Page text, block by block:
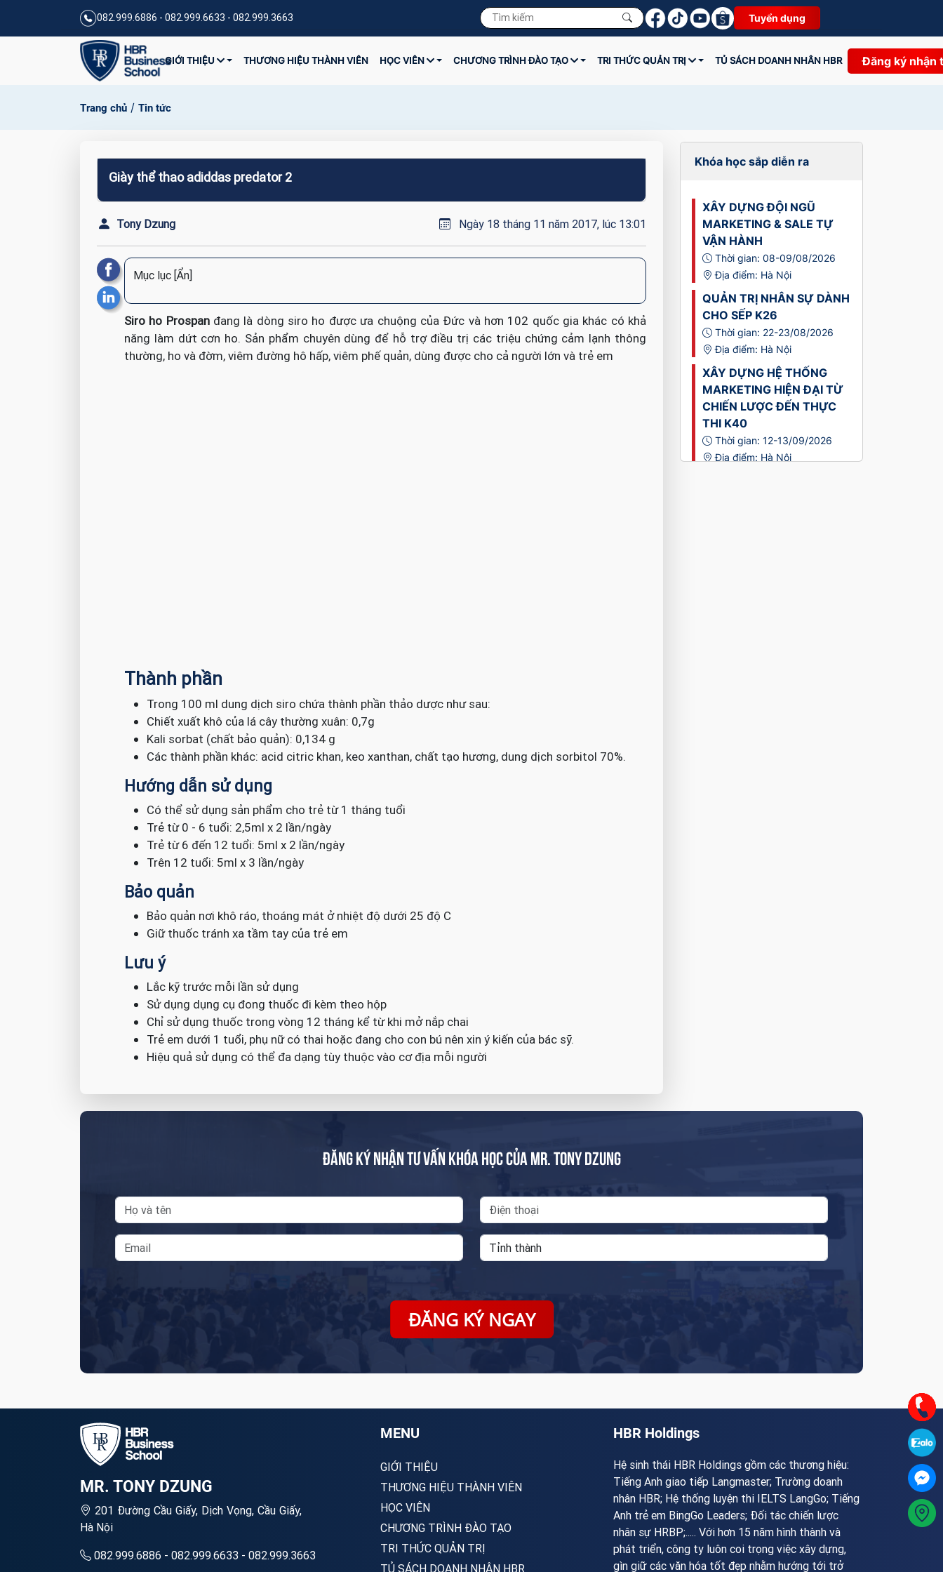
082.999.6886 - 082.999.6633 - 082.999.3663 Tuyển dụng
GIỚI THIỆU THƯƠNG HIỆU THÀNH VIÊN HỌC VIÊN CHƯƠNG TRÌNH ĐÀO TẠO TRI THỨC QUẢN TRỊ TỦ SÁCH DOANH NHÂN HBR Đăng ký nhận
Trang chủ / Tin tức
Giày thể thao adiddas predator 2
Tony Dzung Ngày 18 tháng 11 năm 2017, lúc 13:01
Mục lục [Ẩn]
Siro ho Prospanđang là dòng siro ho được ưa chuộng của Đức và hơn 102 quốc gia khác có khả
năng làm dứt cơn ho. Sản phẩm chuyên dùng để hỗ trợ điều trị các triệu chứng cảm lạnh thông
thường, ho và đờm, viêm đường hô hấp, viêm phế quản, dùng được cho cả người lớn và trẻ em
Thành phần
Trong 100 ml dung dịch siro chứa thành phần thảo dược như sau:
Chiết xuất khô của lá cây thường xuân: 0,7g
Kali sorbat (chất bảo quản): 0,134 g
Các thành phần khác: acid citric khan, keo xanthan, chất tạo hương, dung dịch sorbitol 70%.
Hướng dẫn sử dụng
Có thể sử dụng sản phẩm cho trẻ từ 1 tháng tuổi
Trẻ từ 0 - 6 tuổi: 2,5ml x 2 lần/ngày
Trẻ từ 6 đến 12 tuổi: 5ml x 2 lần/ngày
Trên 12 tuổi: 5ml x 3 lần/ngày
Bảo quản
Bảo quản nơi khô ráo, thoáng mát ở nhiệt độ dưới 25 độ C
Giữ thuốc tránh xa tầm tay của trẻ em
Lưu ý
Lắc kỹ trước mỗi lần sử dụng
Sử dụng dụng cụ đong thuốc đi kèm theo hộp
Chỉ sử dụng thuốc trong vòng 12 tháng kể từ khi mở nắp chai
Trẻ em dưới 1 tuổi, phụ nữ có thai hoặc đang cho con bú nên xin ý kiến của bác sỹ.
Hiệu quả sử dụng có thể đa dạng tùy thuộc vào cơ địa mỗi người
Khóa học sắp diễn ra
XÂY DỰNG ĐỘI NGŨ
MARKETING & SALE TỰ
VẬN HÀNH
Thời gian: 08-09/08/2026
Địa điểm: Hà Nội
QUẢN TRỊ NHÂN SỰ DÀNH
CHO SẾP K26
Thời gian: 22-23/08/2026
Địa điểm: Hà Nội
XÂY DỰNG HỆ THỐNG
MARKETING HIỆN ĐẠI TỪ
CHIẾN LƯỢC ĐẾN THỰC
THI K40
Thời gian: 12-13/09/2026
Địa điểm: Hà Nội
ĐĂNG KÝ NHẬN TƯ VẤN KHÓA HỌC CỦA MR. TONY DZUNG
ĐĂNG KÝ NGAY
MR. TONY DZUNG
201 Đường Cầu Giấy, Dịch Vọng, Cầu Giấy,
Hà Nội
082.999.6886 - 082.999.6633 - 082.999.3663
MENU
GIỚI THIỆU
THƯƠNG HIỆU THÀNH VIÊN
HỌC VIÊN
CHƯƠNG TRÌNH ĐÀO TẠO
TRI THỨC QUẢN TRỊ
TỦ SÁCH DOANH NHÂN HBR
HBR Holdings
Hệ sinh thái HBR Holdings gồm các thương hiệu:
Tiếng Anh giao tiếp Langmaster; Trường doanh
nhân HBR; Hệ thống luyện thi IELTS LangGo; Tiếng
Anh trẻ em BingGo Leaders; Đối tác chiến lược
nhân sự HRBP;..... Với hơn 15 năm hình thành và
phát triển, công ty luôn coi trọng việc xây dựng,
gìn giữ các văn hóa tốt đẹp nhằm hướng tới trở